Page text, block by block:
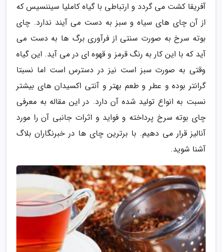
آفریقا کشت می گردد و ارتباطی با گیاه کاملیا سیننسیس که
از آن چای های سیاه و سبز به دست می آیند ندارد. چای
بوته سرخ به صورت سنتی از فرآوری برگ ها به دست می
آید که با این کار به رنگ قرمز و قهوه ای در می آید. این گیاه
وقتی به صورت سبز است نیز در دسترس است اما نسبتا
گرانتر بوده و عطر و طعم بهتر و آنتی اکسیدان های بیشتر
نسبت به انواع تولید شده آن دارد. در این مقاله به معرفی
چای بوته سرخ پرداخته و فواید و اثرات جانبی آن را مورد
آنالیز قرار می دهیم. با برترین چای ها در خبرنگاران بلاگ
آشنا شوید.